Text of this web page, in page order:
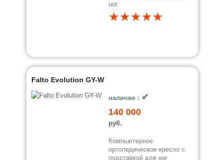
ног
★★★★★
Falto Evolution GY-W
наличие : ✔
140 000
руб.
Компьютерное
ортопедическое кресло с
подставкой для ног